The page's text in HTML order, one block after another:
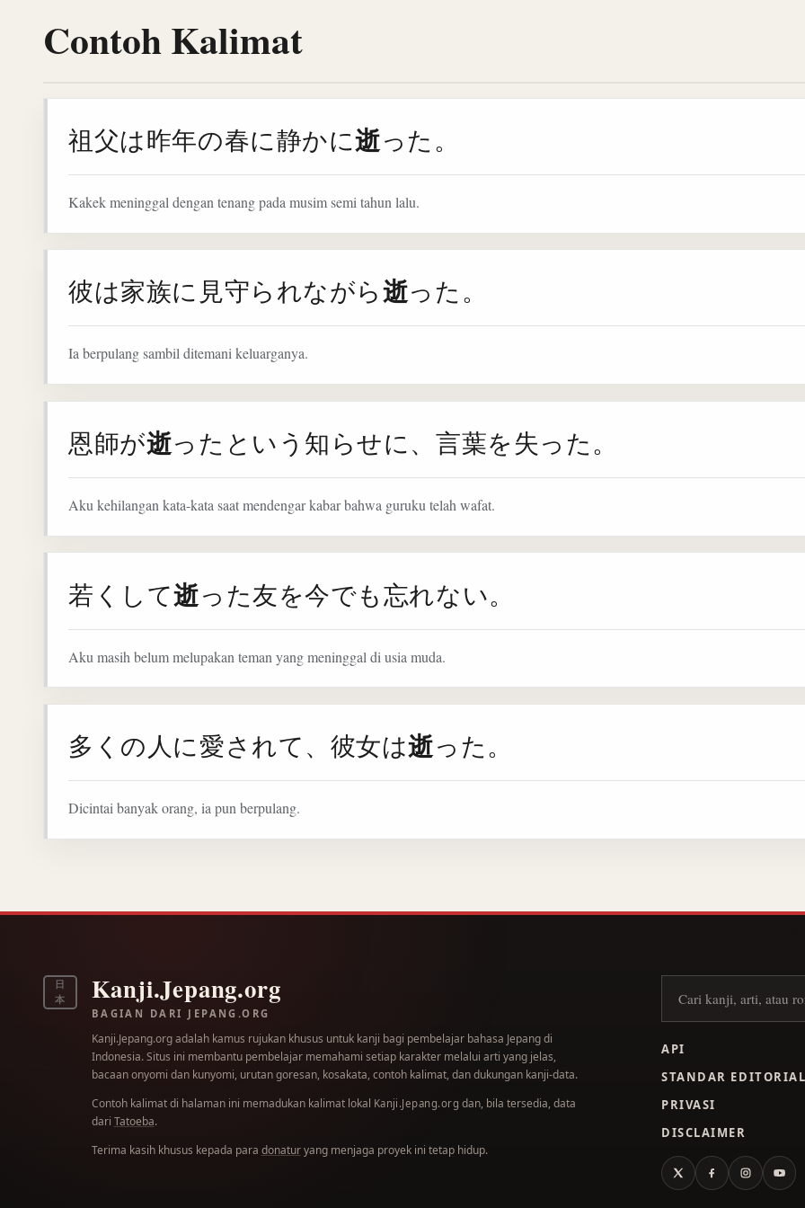
Contoh Kalimat
祖父は昨年の春に静かに逝った。
Kakek meninggal dengan tenang pada musim semi tahun lalu.
彼は家族に見守られながら逝った。
Ia berpulang sambil ditemani keluarganya.
恩師が逝ったという知らせに、言葉を失った。
Aku kehilangan kata-kata saat mendengar kabar bahwa guruku telah wafat.
若くして逝った友を今でも忘れない。
Aku masih belum melupakan teman yang meninggal di usia muda.
多くの人に愛されて、彼女は逝った。
Dicintai banyak orang, ia pun berpulang.
日
本
Kanji.Jepang.org
BAGIAN DARI JEPANG.ORG
Kanji.Jepang.org adalah kamus rujukan khusus untuk kanji bagi pembelajar bahasa Jepang di
Indonesia. Situs ini membantu pembelajar memahami setiap karakter melalui arti yang jelas,
bacaan onyomi dan kunyomi, urutan goresan, kosakata, contoh kalimat, dan dukungan kanji-data.
Contoh kalimat di halaman ini memadukan kalimat lokal Kanji.Jepang.org dan, bila tersedia, data
dari Tatoeba.
Terima kasih khusus kepada para donaturyang menjaga proyek ini tetap hidup.
Cari kanji
API
STANDAR EDITORIAL
PRIVASI
DISCLAIMER
X FacebookInstagram